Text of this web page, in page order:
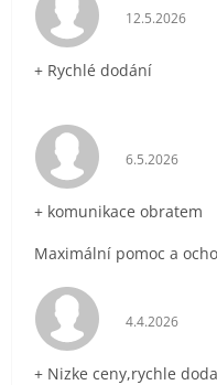
Hodnocení
12.5.2026
+ Rychlé dodání
Hodnocení
6.5.2026
+ komunikace obratem
Maximální pomoc a
Hodnocení
4.4.2026
+ Nizke ceny,rychle